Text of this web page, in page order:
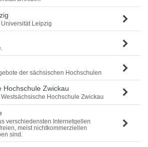
Universität Leipzig
der sächsischen Hochschulen
Hochschule Zwickau
Westsächsische Hochschule Zwickau
verschiedensten Internetqellen
meist nichtkommerziellen
sind.